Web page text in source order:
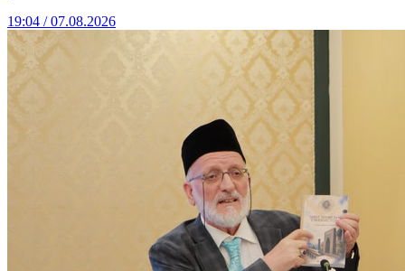
19:04 / 07.08.2026